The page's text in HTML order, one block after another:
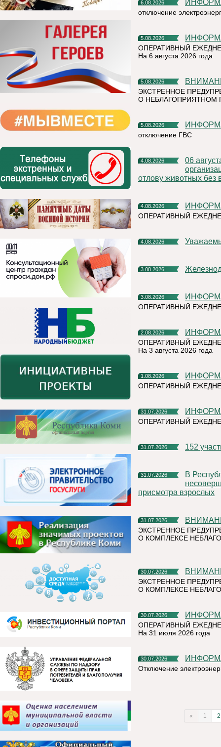
6.08.2026
отключение
5.08.2026
ОПЕРАТИВНЫЙ
На 6 августа 2026 года
5.08.2026
ЭКСТРЕННОЕ
О НЕБЛАГОПРИЯТНОМ
5.08.2026
отключение ГВС
4.08.2026
06 августа 2026 года на территории Княжпогостского района,
отлову животных без
4.08.2026
ОПЕРАТИВНЫЙ
4.08.2026
3.08.2026
3.08.2026
ОПЕРАТИВНЫЙ
2.08.2026
ОПЕРАТИВНЫЙ
На 3 августа 2026 года
1.08.2026
ОПЕРАТИВНЫЙ
31.07.2026
ОПЕРАТИВНЫЙ
31.07.2026 152
31.07.2026
В Республике Коми участились случаи нахождения и купания
присмотра взрослых
31.07.2026
ЭКСТРЕННОЕ
О КОМПЛЕКСЕ
30.07.2026
ЭКСТРЕННОЕ
О КОМПЛЕКСЕ
30.07.2026
ОПЕРАТИВНЫЙ
На 31 июля 2026 года
30.07.2026
Отключение
« 1 2